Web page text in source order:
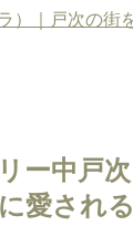
ー中戸次
愛される